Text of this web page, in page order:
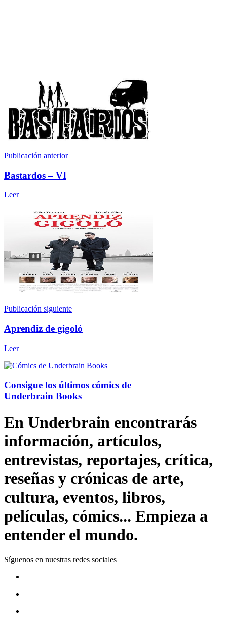
Publicación anterior
Bastardos – VI
Leer
Publicación siguiente
Aprendiz de gigoló
Leer
Consigue los últimos cómics de
Underbrain Books
En Underbrain encontrarás
información, artículos,
entrevistas, reportajes, crítica,
reseñas y crónicas de arte,
cultura, eventos, libros,
películas, cómics... Empieza a
entender el mundo.
Síguenos en nuestras redes sociales